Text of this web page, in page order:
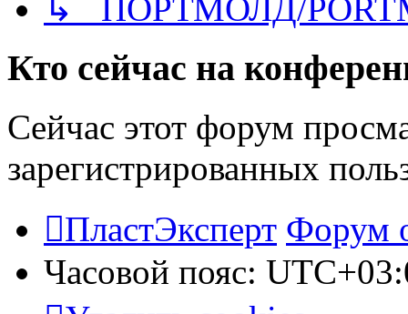
↳ ПОРТМОЛД/
Кто сейчас на
Сейчас этот форум
зарегистрированных
ПластЭксперт Форум
Часовой пояс: